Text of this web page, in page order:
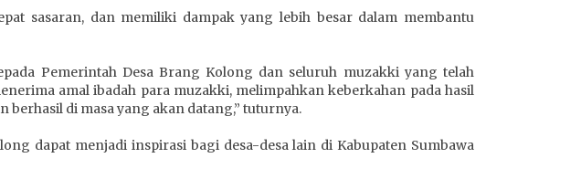
sasaran, dan memiliki dampak yang lebih besar dalam membantu
Pemerintah Desa Brang Kolong dan seluruh muzakki yang telah
amal ibadah para muzakki, melimpahkan keberkahan pada hasil
di masa yang akan datang,” tuturnya.
dapat menjadi inspirasi bagi desa-desa lain di Kabupaten Sumbawa